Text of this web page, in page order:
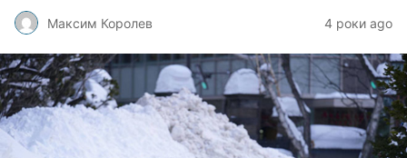
Максим Королев 4 роки ago